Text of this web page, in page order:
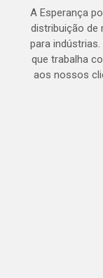
A Esperança
distribuição de
para
que trabalha
aos nossos